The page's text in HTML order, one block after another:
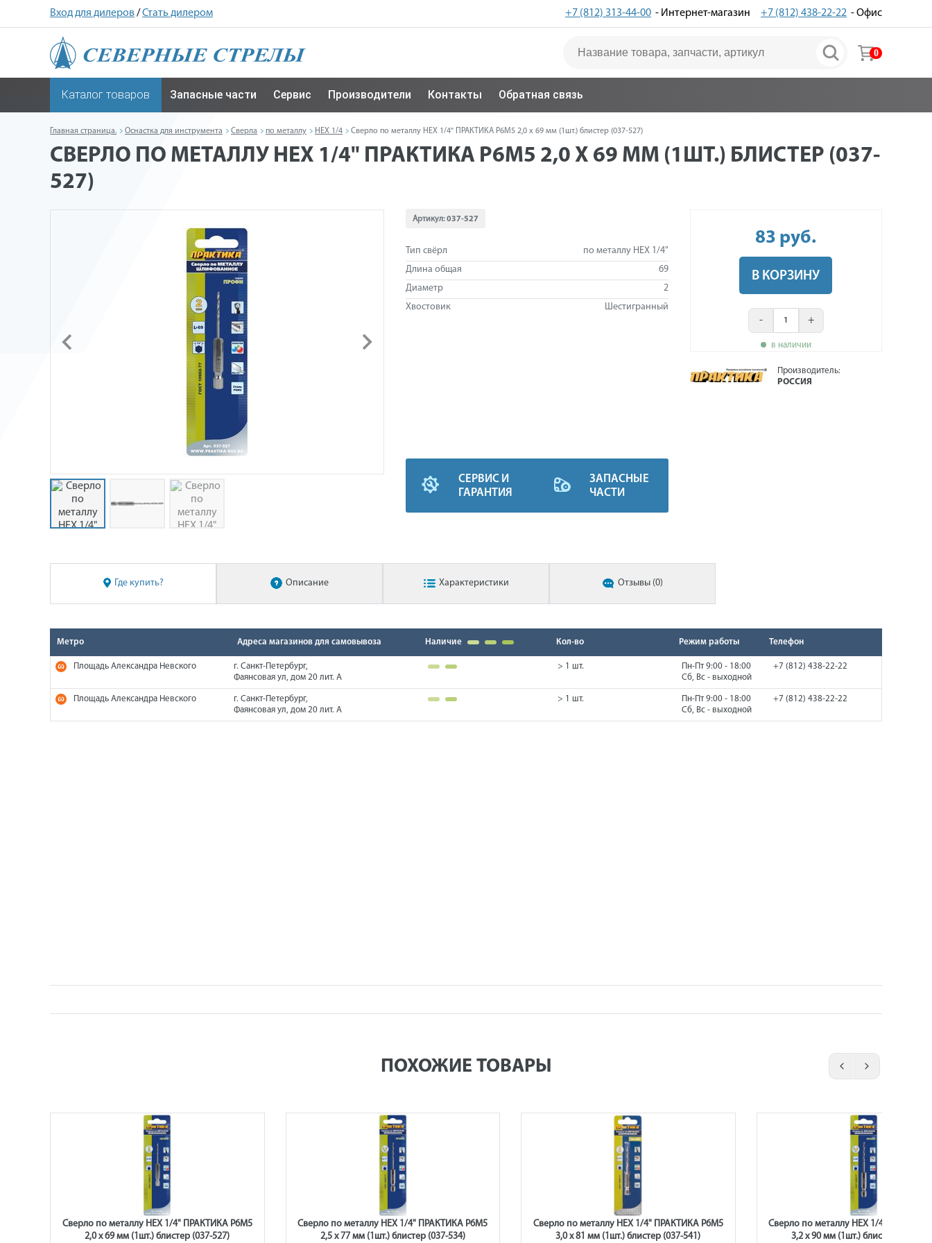
Вход для дилеров/Стать дилером +7 (812) 313-44-00 - Интернет-магазин +7 (812) 438-22-22 - Офис
0
Каталог товаров Запасные части Сервис Производители Контакты Обратная связь
Главная страница. Оснастка для инструмента Сверла по металлу HEX 1/4 Сверло по металлу HEX 1/4" ПРАКТИКА Р6М5 2,0 х 69 мм (1шт.) блистер (037-527)
СВЕРЛО ПО МЕТАЛЛУ HEX 1/4" ПРАКТИКА Р6М5 2,0 Х 69 ММ (1ШТ.) БЛИСТЕР (037-
527)
Артикул:037-527
Тип свёрл
по металлу HEX 1/4"
Длина общая
69
Диаметр
2
Хвостовик
Шестигранный
СЕРВИС И
ГАРАНТИЯ
ЗАПАСНЫЕ
ЧАСТИ
83 руб.
В КОРЗИНУ
- +
в наличии
Производитель:
РОССИЯ
Где купить? Описание Характеристики Отзывы (0)
Метро Адреса магазинов для самовывоза Наличие Кол-во Режим работы Телефон
Площадь Александра Невского
г. Санкт-Петербург,
Фаянсовая ул, дом 20 лит. А
> 1 шт.
Пн-Пт 9:00 - 18:00
Сб, Вс - выходной
+7 (812) 438-22-22
Площадь Александра Невского
г. Санкт-Петербург,
Фаянсовая ул, дом 20 лит. А
> 1 шт.
Пн-Пт 9:00 - 18:00
Сб, Вс - выходной
+7 (812) 438-22-22
ПОХОЖИЕ ТОВАРЫ
Сверло по металлу HEX 1/4" ПРАКТИКА Р6М5
2,0 х 69 мм (1шт.) блистер (037-527)
Сверло по металлу HEX 1/4" ПРАКТИКА Р6М5
2,5 х 77 мм (1шт.) блистер (037-534)
Сверло по металлу HEX 1/4" ПРАКТИКА Р6М5
3,0 х 81 мм (1шт.) блистер (037-541)
Сверло по металлу HEX 1/4"
3,2 х 90 мм (1шт.) блистер (037-